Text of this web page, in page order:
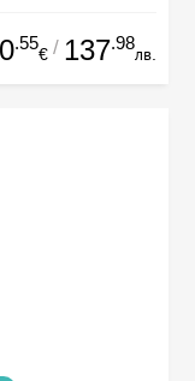
.55
€ / 137.98
лв.